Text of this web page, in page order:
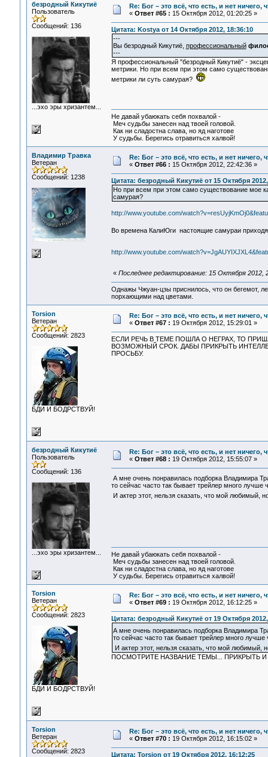
безродный Кикутиё
Пользователь
Сообщений: 136
...эхо эры хризантем...
Re: Бог – это всё, что есть, и нет
« Ответ #65 : 15 Октября 2012, 01:20:25 »
Цитата: Kostya от 14 Октября 2012, 18:36:10
---
Вы безродный Кикутиё, профессиональный
---
Я профессиональный "безродный Кикутиё" -
метрики. Но при всем при этом само
метрики ли суть самурая?
Не давай убаюкать себя похвалой -
Меч судьбы занесен над твоей головой.
Как ни сладостна слава, но яд наготове
У судьбы. Берегись отравиться халвой!
Владимир Травка
Ветеран
Сообщений: 1238
Re: Бог – это всё, что есть, и нет
« Ответ #66 : 15 Октября 2012, 22:42:36 »
Цитата: безродный Кикутиё от 15 Октября
Но при всем при этом само существование мое
самурая?
http://www.youtube.com/
Во времена КалиЮги настоящие самураи
http://www.youtube.com/
« Последнее редактирование: 15 Октября 2012,
Однажы Чжуан-цзы приснилось, что он бегемот,
порхающими над цветами.
Torsion
Ветеран
Сообщений: 2823
БДИ И БОДРСТВУЙ!
Re: Бог – это всё, что есть, и нет
« Ответ #67 : 19 Октября 2012, 15:29:01 »
ЕСЛИ РЕЧЬ В ТЕМЕ ПОШЛА О НЕГРАХ, ТО
ВОЗМОЖНЫЙ СРОК. ДАБЫ ПРИКРЫТЬ
ПРОСЬБУ.
безродный Кикутиё
Пользователь
Сообщений: 136
...эхо эры хризантем...
Re: Бог – это всё, что есть, и нет
« Ответ #68 : 19 Октября 2012, 15:55:07 »
А мне очень понравилась подборка Владимира
то сейчас часто так бывает трейлер много
И актер этот, нельзя сказать, что мой любимый,
Не давай убаюкать себя похвалой -
Меч судьбы занесен над твоей головой.
Как ни сладостна слава, но яд наготове
У судьбы. Берегись отравиться халвой!
Torsion
Ветеран
Сообщений: 2823
БДИ И БОДРСТВУЙ!
Re: Бог – это всё, что есть, и нет
« Ответ #69 : 19 Октября 2012, 16:12:25 »
Цитата: безродный Кикутиё от 19 Октября
А мне очень понравилась подборка Владимира
то сейчас часто так бывает трейлер много
И актер этот, нельзя сказать, что мой
ПОСМОТРИТЕ НАЗВАНИЕ ТЕМЫ... ПРИКРЫТЬ
Torsion
Ветеран
Сообщений: 2823
Re: Бог – это всё, что есть, и нет
« Ответ #70 : 19 Октября 2012, 16:15:02 »
Цитата: Torsion от 19 Октября 2012, 16:12:25